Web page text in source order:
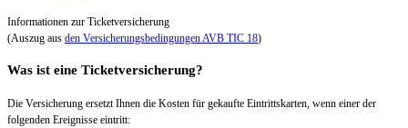
Informationen zur Ticketversicherung
(Auszug aus den Versicherungsbedingungen AVB TIC 18)
Was ist eine Ticketversicherung?
Die Versicherung ersetzt Ihnen die Kosten für gekaufte Eintrittskarten, wenn einer der
folgenden Ereignisse eintritt: